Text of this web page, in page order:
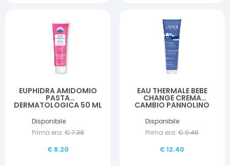
EUPHIDRA AMIDOMIO
PASTA
DERMATOLOGICA 50 ML
Disponibile
Prima era: €7.38
€ 8.20
EAU THERMALE BEBE
CHANGE CREMA
CAMBIO PANNOLINO
Disponibile
Prima era: €9.46
€12.40